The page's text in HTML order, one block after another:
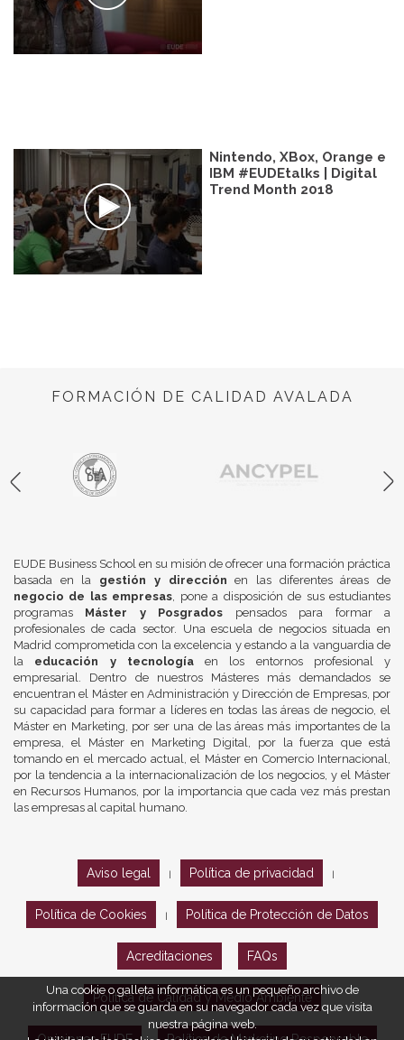
Nintendo, XBox, Orange e
IBM #EUDEtalks | Digital
Trend Month 2018
FORMACIÓN DE CALIDAD AVALADA
EUDE Business School en su misión de ofrecer una formación práctica
basada en la gestión y dirección en las diferentes áreas de
negocio de las empresas , pone a disposición de sus estudiantes
programas Máster y Posgrados pensados para formar a
profesionales de cada sector. Una escuela de negocios situada en
Madrid comprometida con la excelencia y estando a la vanguardia de
la educación y tecnologíaen los entornos profesional y
empresarial. Dentro de nuestros Másteres más demandados se
encuentran el Máster en Administración y Dirección de Empresas, por
su capacidad para formar a líderes en todas las áreas de negocio, el
Máster en Marketing, por ser una de las áreas más importantes de la
empresa, el Máster en Marketing Digital, por la fuerza que está
tomando en el mercado actual, el Máster en Comercio Internacional,
por la tendencia a la internacionalización de los negocios, y el Máster
en Recursos Humanos, por la importancia que cada vez más prestan
las empresas al capital humano.
Aviso legal Política de privacidad
Política de Cookies Política de Protección de Datos
Acreditaciones FAQs
Política de Calidad y Medio Ambiente
Una cookie o galleta informática es un pequeño archivo de
información que se guarda en su navegador cada vez que visita
nuestra página web.